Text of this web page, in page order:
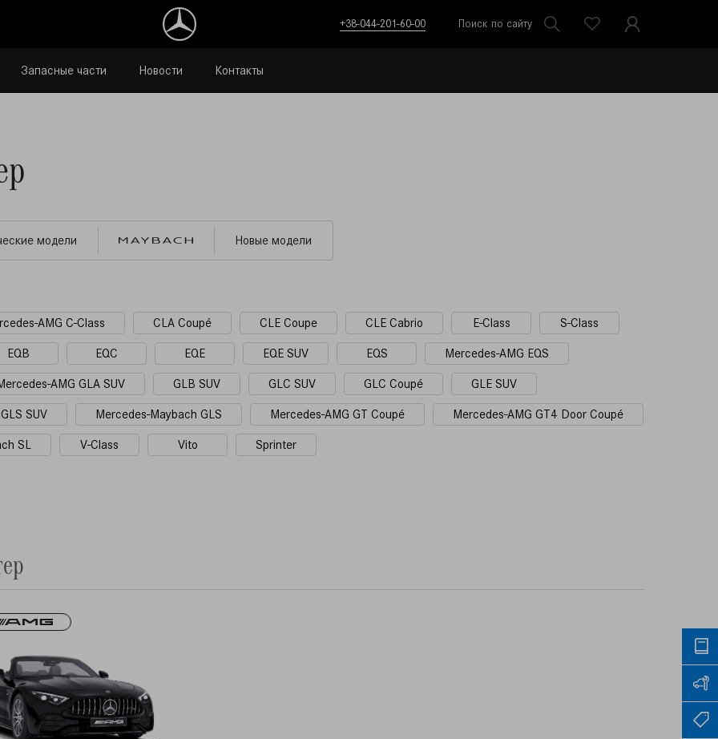
+38-044-201-60-00 Поиск по сайту
Запасные части Новости Контакты
модели Новые модели
AMG C-Class CLA Coupé CLE Coupe CLE Cabrio E-Class
S-Class
EQB
EQC EQE EQE SUV EQS
Mercedes-AMG EQS
AMG GLA SUV
GLB SUV GLC SUV GLC Coupé
GLE SUV
GLS SUV
Mercedes-Maybach GLS Mercedes-AMG GT Coupé
Mercedes-AMG GT4 Door Coupé
SL
V-Class Vito Sprinter